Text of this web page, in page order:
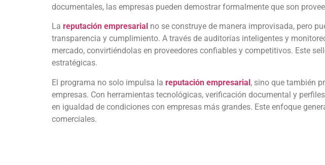
documentales, las empresas pueden demostrar formalmente que son
La reputación empresarial no se construye de manera improvisada, pero
transparencia y cumplimiento. A través de auditorías inteligentes y
mercado, convirtiéndolas en proveedores confiables y competitivos. Este
estratégicas.
El programa no solo impulsa la reputación empresarial, sino que también
empresas. Con herramientas tecnológicas, verificación documental y
en igualdad de condiciones con empresas más grandes. Este enfoque
comerciales.